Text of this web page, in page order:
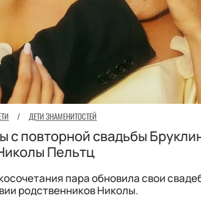
/ ДЕТИ ЗНАМЕНИТОСТЕЙ
с повторной свадьбы
Пельтц
пара обновила свои
родственников Николы.